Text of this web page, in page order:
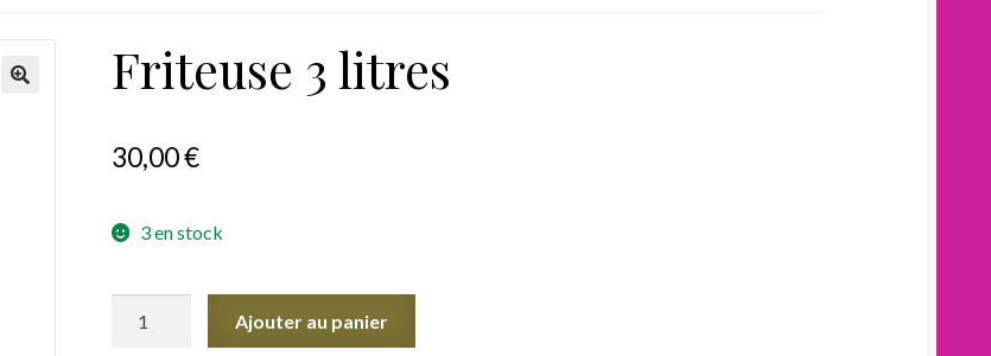
Friteuse 3 litres
30,00€
3 en stock
Ajouter au panier